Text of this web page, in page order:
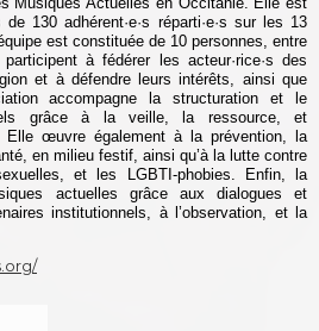
130 adhérent·e·s réparti·e·s sur les 13
est constituée de 10 personnes, entre
à fédérer les acteur·rice·s des
et à défendre leurs intérêts, ainsi que
accompagne la structuration et le
grâce à la veille, la ressource, et
Elle œuvre également à la prévention, la
en milieu festif, ainsi qu’à la lutte contre
et les LGBTI-phobies. Enfin, la
actuelles grâce aux dialogues et
institutionnels, à l’observation, et la